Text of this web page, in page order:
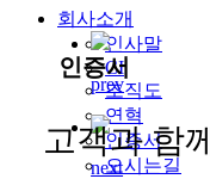
회사소개
인사말
CI
조직도
연혁
인증서
오시는길
인증서
prev
next
고객과 함께